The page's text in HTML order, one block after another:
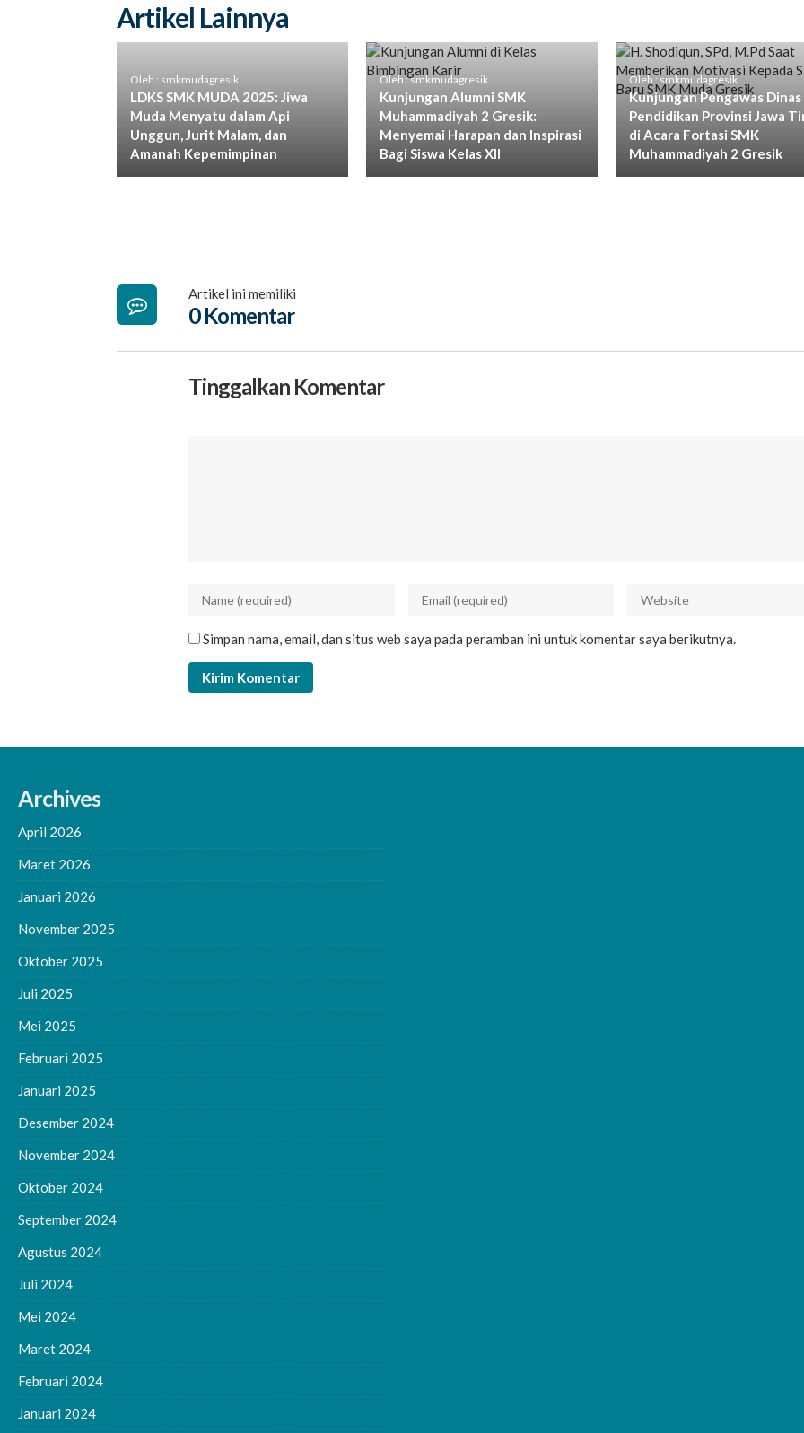
Artikel Lainnya
Oleh : smkmudagresik
LDKS SMK MUDA 2025: Jiwa
Muda Menyatu dalam Api
Unggun, Jurit Malam, dan
Amanah Kepemimpinan
Oleh : smkmudagresik
Kunjungan Alumni SMK
Muhammadiyah 2 Gresik:
Menyemai Harapan dan Inspirasi
Bagi Siswa Kelas XII
Oleh : smkmudagresik
Kunjungan Pengawas Dinas
Pendidikan Provinsi Jawa
di Acara Fortasi SMK
Muhammadiyah 2 Gresik
Artikel ini memiliki
0 Komentar
Tinggalkan Komentar
Simpan nama, email, dan situs web saya pada peramban ini untuk komentar saya berikutnya.
Archives
April 2026
Maret 2026
Januari 2026
November 2025
Oktober 2025
Juli 2025
Mei 2025
Februari 2025
Januari 2025
Desember 2024
November 2024
Oktober 2024
September 2024
Agustus 2024
Juli 2024
Mei 2024
Maret 2024
Februari 2024
Januari 2024